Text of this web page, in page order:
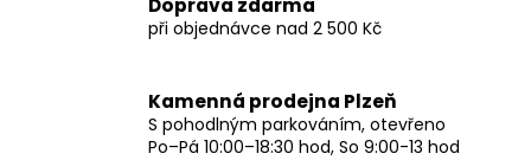
Doprava zdarma
při objednávce nad 2 500 Kč
Kamenná prodejna Plzeň
S pohodlným parkováním, otevřeno
Po–Pá 10:00–18:30 hod, So 9:00-13 hod